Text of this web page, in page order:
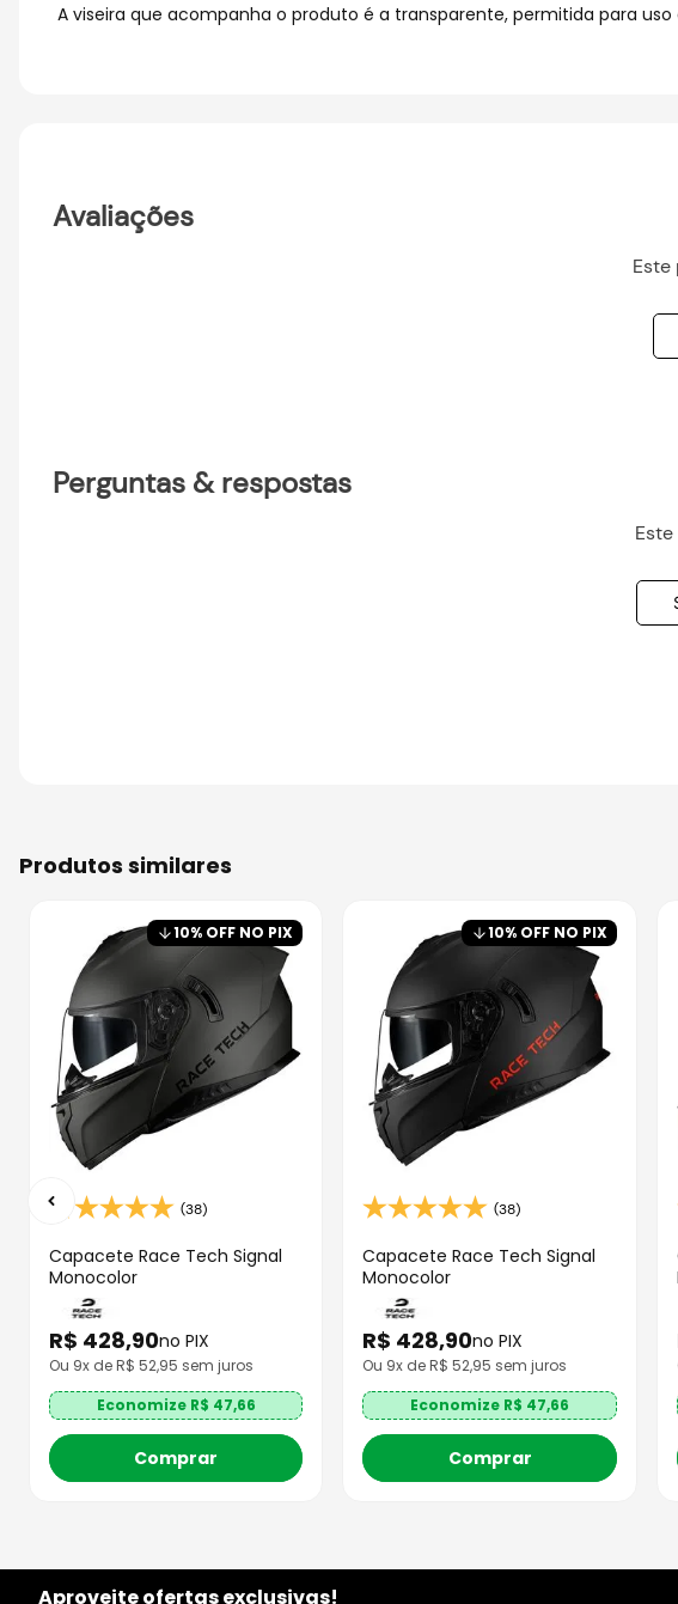
A viseira que acompanha o produto é a transparente, permitida para uso
Avaliações
Perguntas & respostas
produtos similares
10% OFF NO PIX
(38)
Capacete Race Tech Signal
Monocolor
R$ 428,90no PIX
Ou 9x de R$ 52,95 sem juros
Economize R$ 47,66
Comprar
10% OFF NO PIX
(38)
Capacete Race Tech Signal
Monocolor
R$ 428,90no PIX
Ou 9x de R$52,95 sem juros
Economize R$ 47,66
Comprar
Aproveite ofertas exclusivas!